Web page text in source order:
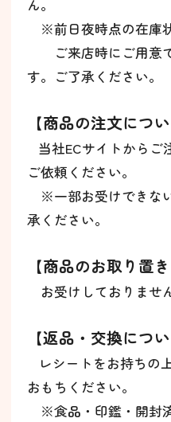
ん。
※前日夜時点の在庫
ご来店時にご用意
す。 ご了承ください。
【商品の注文につい
当社ECサイトからご
ご依頼ください。
※一部お受けできな
承ください。
【商品のお取り置
お受けしておりません
【返品・交換につい
レシートをお持ちの
おもちください。
※食品・印鑑・開封